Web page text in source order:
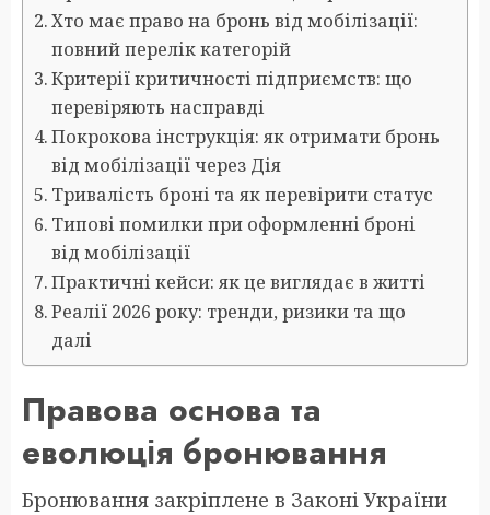
Хто має право на бронь від мобілізації:
повний перелік категорій
Критерії критичності підприємств: що
перевіряють насправді
Покрокова інструкція: як отримати бронь
від мобілізації через Дія
Тривалість броні та як перевірити статус
Типові помилки при оформленні броні
від мобілізації
Практичні кейси: як це виглядає в житті
Реалії 2026 року: тренди, ризики та що
далі
Правова основа та
еволюція бронювання
Бронювання закріплене в Законі України